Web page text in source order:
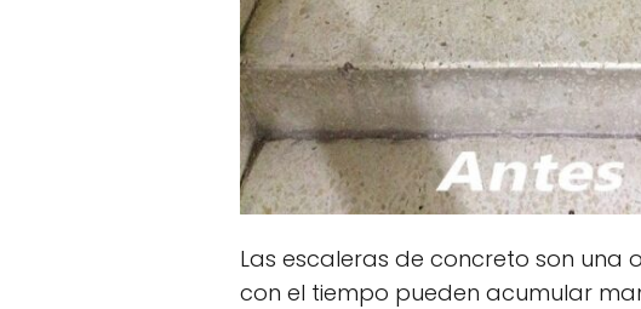
Las escaleras de concreto son una
con el tiempo pueden acumular